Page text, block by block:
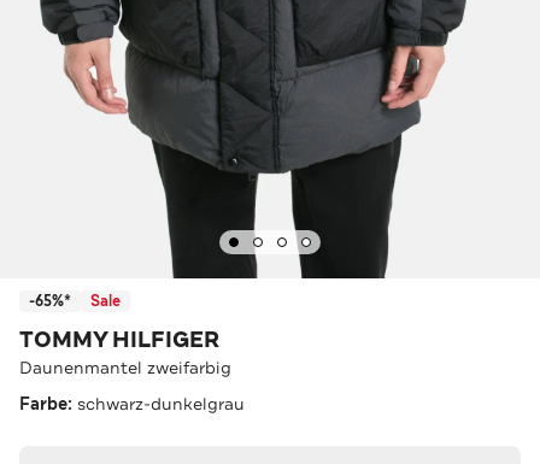
-65%* Sale
TOMMY HILFIGER
Daunenmantel zweifarbig
Farbe: schwarz-dunkelgrau